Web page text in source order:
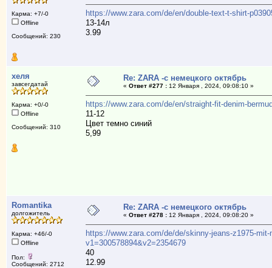
Карма: +7/-0
Offline
Сообщений: 230
https://www.zara.com/de/en/double-text-t-shirt-
13-14л
3.99
хеля
завсегдатай
Карма: +0/-0
Offline
Сообщений: 310
Re: ZARA -с немецкого октябрь
« Ответ #277 :12 Января , 2024, 09:08:10 »
https://www.zara.com/de/en/straight-fit-denim-
11-12
Цвет темно синий
5,99
Romantika
долгожитель
Карма: +46/-0
Offline
Пол:
Сообщений: 2712
Re: ZARA -с немецкого октябрь
« Ответ #278 :12 Января , 2024, 09:08:20 »
https://www.zara.com/de/de/skinny-jeans-z1975-
v1=300578894&v2=2354679
40
12.99